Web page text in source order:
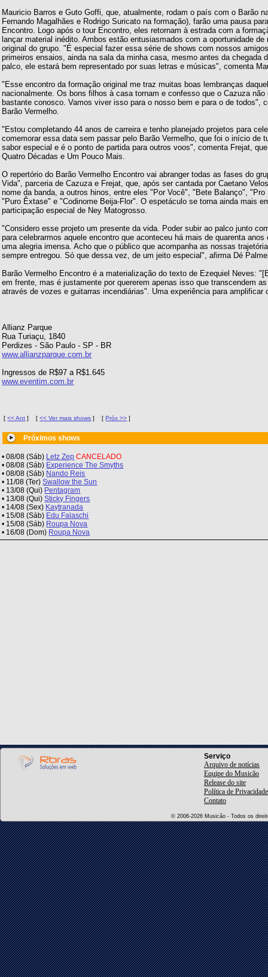
Mauricio Barros e Guto Goffi, que, atualmente, rodam o país com o Barão
Fernando Magalhães e Rodrigo Suricato na formação), farão uma pausa
Encontro. Logo após o tour Encontro, eles retornam à estrada com a
lançar material inédito. Ambos estão entusiasmados com a oportunidade
original do grupo. "É especial fazer essa série de shows com nossos
primeiros ensaios, ainda na sala da minha casa, mesmo antes da chegada
palco, ele estará bem representado por suas letras e músicas", comenta
"Esse encontro da formação original me traz muitas boas lembranças
nacionalmente. Os bons filhos à casa tornam e confesso que o Cazuza
bastante conosco. Vamos viver isso para o nosso bem e para o de todos",
Barão Vermelho.
"Estou completando 44 anos de carreira e tenho planejado projetos para
comemorar essa data sem passar pelo Barão Vermelho, que foi o início de
sabor especial e é o ponto de partida para outros voos", comenta Frejat,
Quatro Décadas e Um Pouco Mais.
O repertório do Barão Vermelho Encontro vai abranger todas as fases do
Vida", parceria de Cazuza e Frejat, que, após ser cantada por Caetano
nome da banda, a outros hinos, entre eles "Por Você", "Bete Balanço",
"Puro Êxtase" e "Codinome Beija-Flor". O espetáculo se torna ainda mais
participação especial de Ney Matogrosso.
"Considero esse projeto um presente da vida. Poder subir ao palco junto
para celebrarmos aquele encontro que aconteceu há mais de quarenta
uma alegria imensa. Acho que o público que acompanha as nossas
sempre entregou. Só que dessa vez, de um jeito especial", afirma Dé
Barão Vermelho Encontro é a materialização do texto de Ezequiel Neves:
em frente, mas é justamente por quererem apenas isso que transcendem
através de vozes e guitarras incendiárias". Uma experiência para amplificar
Allianz Parque
Rua Turiaçu, 1840
Perdizes - São Paulo - SP - BR
www.allianzparque.com.br
Ingressos de R$97 a R$1.645
www.eventim.com.br
[<< Ant ] [<< Ver mais shows ] [Próx >> ]
Próximos shows
• 08/08 (Sáb) Letz Zep CANCELADO
• 08/08 (Sáb) Experience The Smyths
• 08/08 (Sáb) Nando Reis
• 11/08 (Ter)Swallow the Sun
• 13/08 (Qui) Pentagram
• 13/08 (Qui)Sticky Fingers
• 14/08 (Sex) Kaytranada
• 15/08 (Sáb) Edu Falaschi
• 15/08 (Sáb) Roupa Nova
• 16/08 (Dom) Roupa Nova
Serviço
Arquivo de notícias
Equipe do Musicão
Release do site
Política de Privacidade
Contato
© 2006-2026 Musicão - Todos os